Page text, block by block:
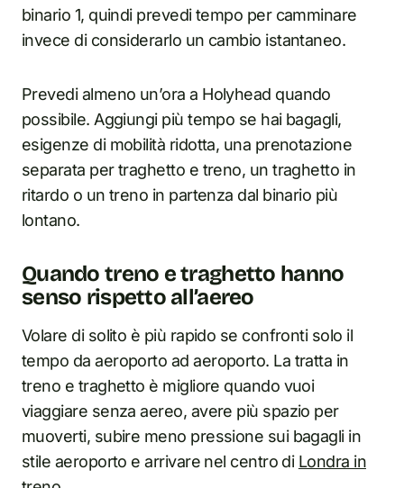
binario 1, quindi prevedi tempo per camminare
invece di considerarlo un cambio istantaneo.
Prevedi almeno un’ora a Holyhead quando
possibile. Aggiungi più tempo se hai bagagli,
esigenze di mobilità ridotta, una prenotazione
separata per traghetto e treno, un traghetto in
ritardo o un treno in partenza dal binario più
lontano.
Quando treno e traghetto hanno
senso rispetto all’aereo
Volare di solito è più rapido se confronti solo il
tempo da aeroporto ad aeroporto. La tratta in
treno e traghetto è migliore quando vuoi
viaggiare senza aereo, avere più spazio per
muoverti, subire meno pressione sui bagagli in
stile aeroporto e arrivare nel centro di Londra in